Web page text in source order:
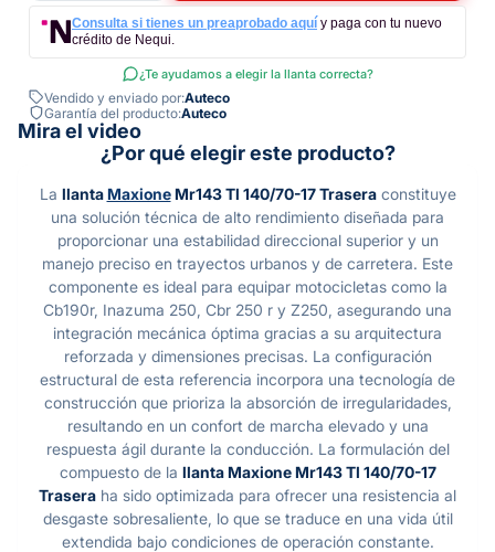
Consulta si tienes un preaprobado aquí y paga con tu nuevo
crédito de Nequi.
¿Te ayudamos a elegir la llanta correcta?
Vendido y enviado por:Auteco
Garantía del producto:Auteco
Mira el video
¿Por qué elegir este producto?
La llantaMaxioneMr143 Tl 140/70-17 Traseraconstituye
una solución técnica de alto rendimiento diseñada para
proporcionar una estabilidad direccional superior y un
manejo preciso en trayectos urbanos y de carretera. Este
componente es ideal para equipar motocicletas como la
Cb190r, Inazuma 250, Cbr 250 r y Z250, asegurando una
integración mecánica óptima gracias a su arquitectura
reforzada y dimensiones precisas. La configuración
estructural de esta referencia incorpora una tecnología de
construcción que prioriza la absorción de irregularidades,
resultando en un confort de marcha elevado y una
respuesta ágil durante la conducción. La formulación del
compuesto de la llanta Maxione Mr143 Tl 140/70-17
Trasera ha sido optimizada para ofrecer una resistencia al
desgaste sobresaliente, lo que se traduce en una vida útil
extendida bajo condiciones de operación constante.